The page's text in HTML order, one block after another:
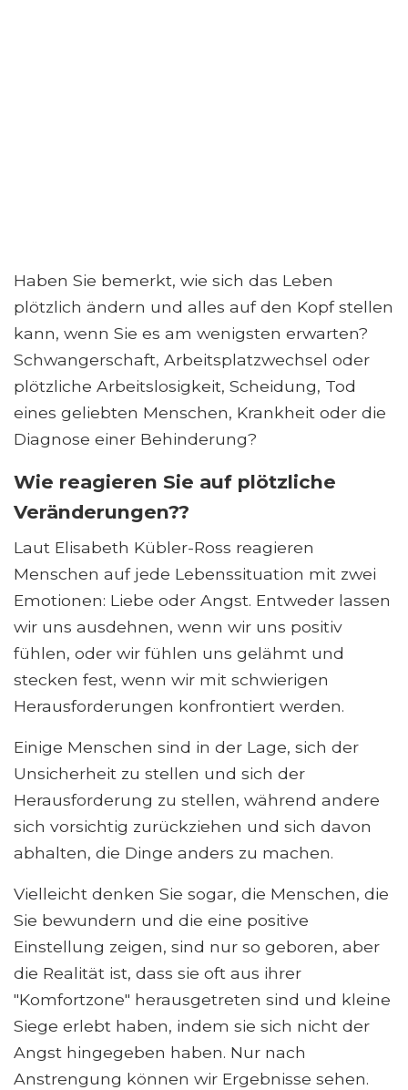
Haben Sie bemerkt, wie sich das Leben
plötzlich ändern und alles auf den Kopf stellen
kann, wenn Sie es am wenigsten erwarten?
Schwangerschaft, Arbeitsplatzwechsel oder
plötzliche Arbeitslosigkeit, Scheidung, Tod
eines geliebten Menschen, Krankheit oder die
Diagnose einer Behinderung?
Wie reagieren Sie auf plötzliche
Veränderungen??
Laut Elisabeth Kübler-Ross reagieren
Menschen auf jede Lebenssituation mit zwei
Emotionen: Liebe oder Angst. Entweder lassen
wir uns ausdehnen, wenn wir uns positiv
fühlen, oder wir fühlen uns gelähmt und
stecken fest, wenn wir mit schwierigen
Herausforderungen konfrontiert werden.
Einige Menschen sind in der Lage, sich der
Unsicherheit zu stellen und sich der
Herausforderung zu stellen, während andere
sich vorsichtig zurückziehen und sich davon
abhalten, die Dinge anders zu machen.
Vielleicht denken Sie sogar, die Menschen, die
Sie bewundern und die eine positive
Einstellung zeigen, sind nur so geboren, aber
die Realität ist, dass sie oft aus ihrer
"Komfortzone" herausgetreten sind und kleine
Siege erlebt haben, indem sie sich nicht der
Angst hingegeben haben. Nur nach
Anstrengung können wir Ergebnisse sehen.